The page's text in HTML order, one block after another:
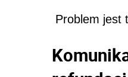
Problem jest